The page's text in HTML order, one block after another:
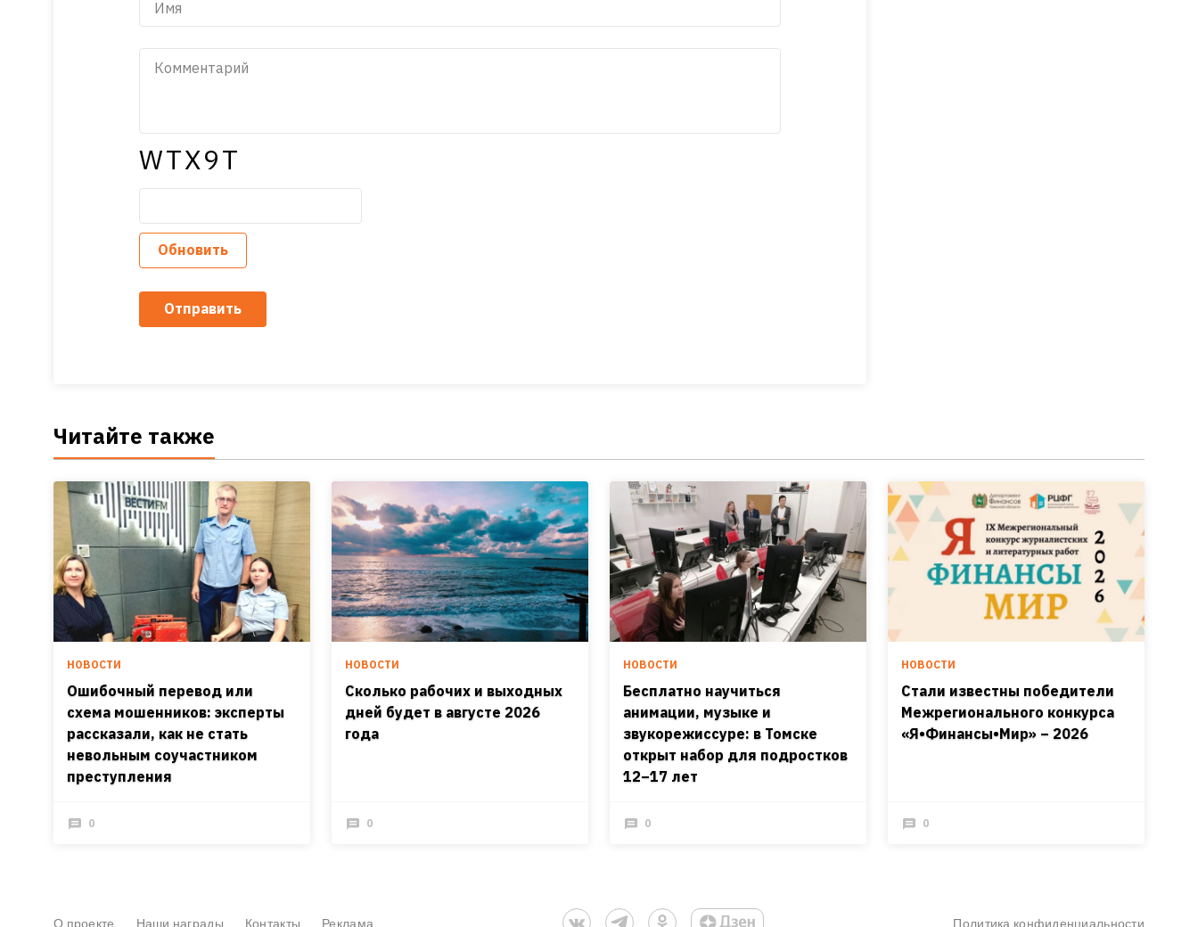
WTX9T
Обновить
Отправить
Читайте также
НОВОСТИ
Ошибочный перевод или
схема мошенников: эксперты
рассказали, как не стать
невольным соучастником
преступления
0
НОВОСТИ
Сколько рабочих и выходных
дней будет в августе 2026
года
0
НОВОСТИ
Бесплатно научиться
анимации, музыке и
звукорежиссуре: в Томске
открыт набор для подростков
12–17 лет
0
НОВОСТИ
Стали известны победители
Межрегионального конкурса
«Я•Финансы•Мир» – 2026
0
О проекте Наши награды Контакты Реклама Политика конфиденциальности